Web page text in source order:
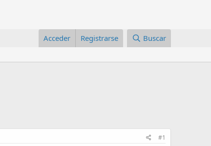
Acceder Registrarse Buscar
#1